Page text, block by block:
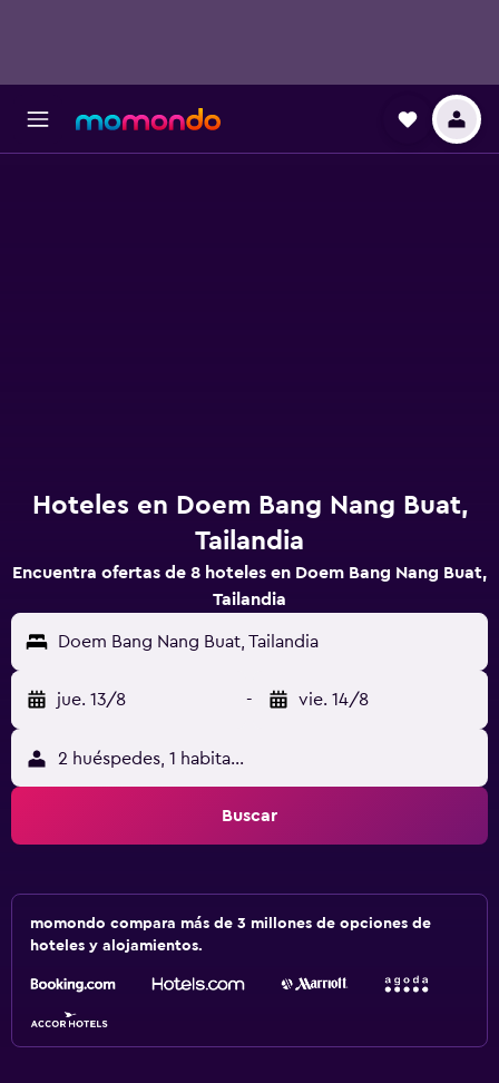
Hoteles en Doem Bang Nang Buat,
Tailandia
Encuentra ofertas de 8 hoteles en Doem Bang Nang Buat,
Tailandia
Doem Bang Nang Buat, Tailandia
jue. 13/8 - vie. 14/8
2 huéspedes, 1 habitación
Buscar
momondo compara más de 3 millones de opciones de
hoteles y alojamientos.